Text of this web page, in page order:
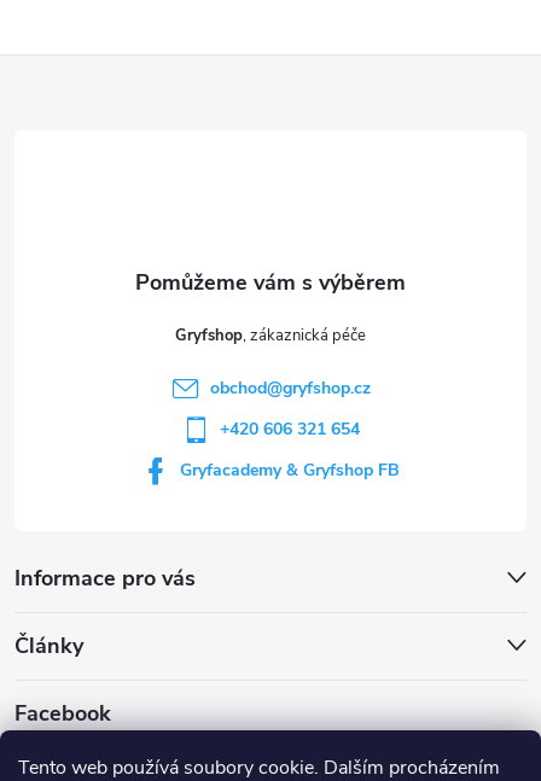
Tento web používá soubory cookie. Dalším procházením
Informace pro vás
Gryfshop
obchod@gryfshop.cz
+420 606 321 654
Gryfacademy & Gryfshop FB
Články
Facebook